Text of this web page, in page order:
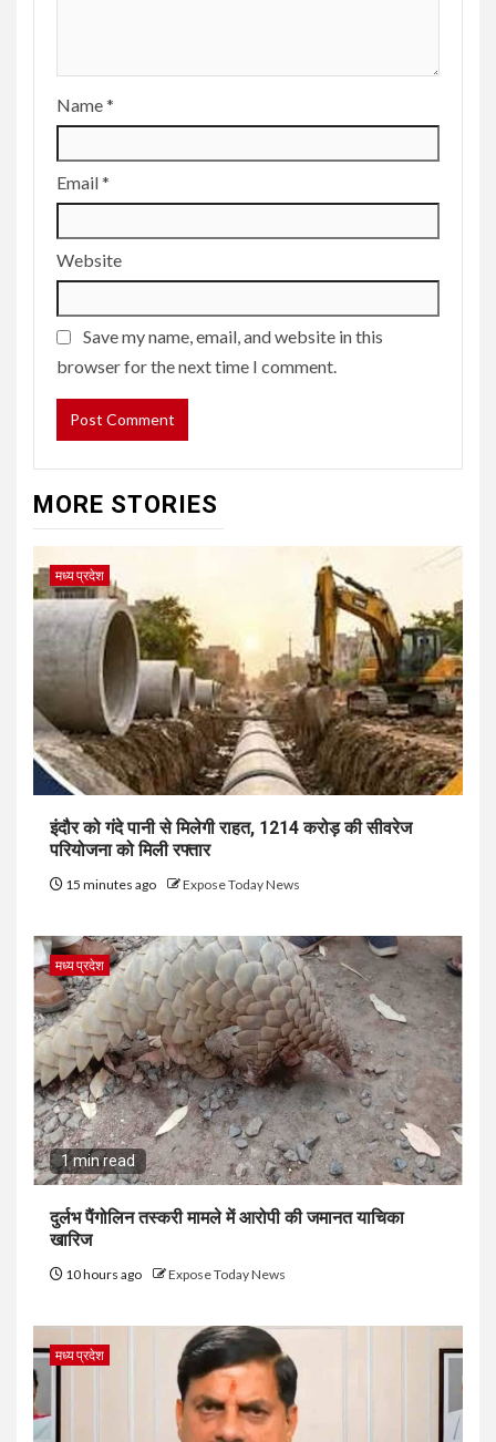
Name*
Email*
Website
Save my name, email, and website in this
browser for the next time I comment.
MORE STORIES
मध्य प्रदेश
इंदौर को गंदे पानी से मिलेगी राहत, ₹1214 करोड़ की सीवरेज
परियोजना को मिली रफ्तार
15 minutes ago Expose Today News
मध्य प्रदेश
1 min read
दुर्लभ पैंगोलिन तस्करी मामले में आरोपी की जमानत याचिका
खारिज
10 hours ago Expose Today News
मध्य प्रदेश